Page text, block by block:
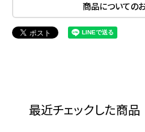
商品についての
最近チェックした商